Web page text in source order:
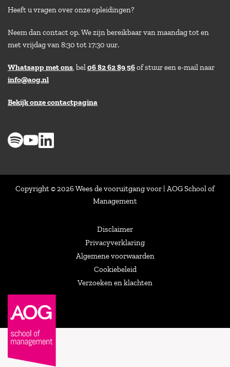
Heeft u vragen over onze opleidingen?
Neem dan contact op. We zijn bereikbaar van maandag tot en
met vrijdag van 8:30 tot 17:30 uur.
Whatsapp met ons, bel06 82 62 89 56of stuur een e-mail naar
info@aog.nl
Bekijk onze contactpagina
Copyright © 2026 Wees de vooruitgang voor | AOG School of
Management
Disclaimer
Privacyverklaring
Algemene voorwaarden
Cookiebeleid
Verzoeken en klachten